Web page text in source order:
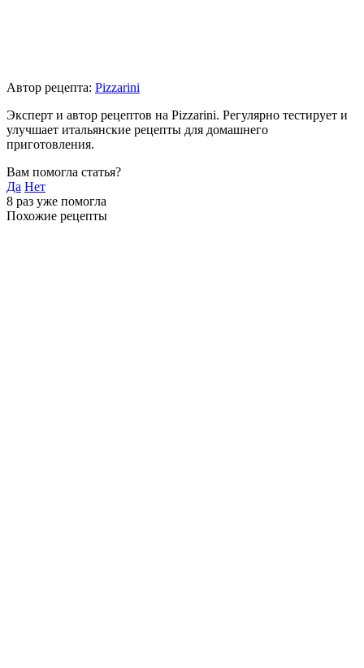
Автор рецепта: Pizzarini
Эксперт и автор рецептов на Pizzarini. Регулярно тестирует и
улучшает итальянские рецепты для домашнего
приготовления.
Вам помогла статья?
Да Нет
8 раз уже помогла
Похожие рецепты